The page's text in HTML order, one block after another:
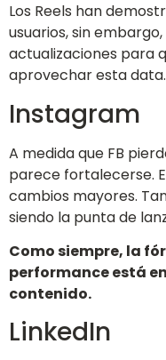
Los Reels han
usuarios, sin
actualizaciones para
aprovechar esta data.
Instagram
A medida que FB
parece fortalecerse.
cambios mayores.
siendo la punta de
Como siempre, la
performance está
contenido.
LinkedIn